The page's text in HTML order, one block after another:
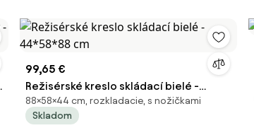
99,65 €
Režisérské kreslo skládací bielé -
44*58*88 cm
88×58×44 cm, rozkladacie, s nožičkami
Skladom